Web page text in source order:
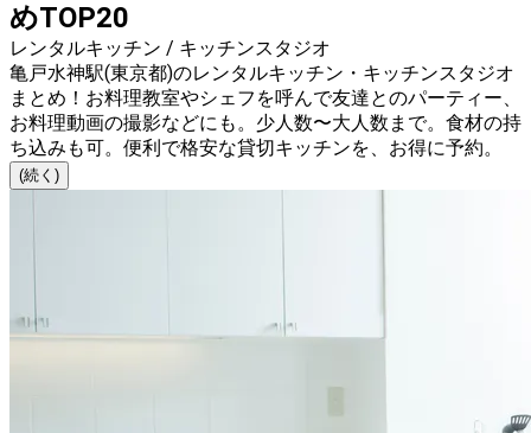
めTOP20
レンタルキッチン / キッチンスタジオ
亀戸水神駅(東京都)のレンタルキッチン・キッチンスタジオ
まとめ！お料理教室やシェフを呼んで友達とのパーティー、
お料理動画の撮影などにも。少人数〜大人数まで。食材の持
ち込みも可。便利で格安な貸切キッチンを、お得に予約。
(続く)